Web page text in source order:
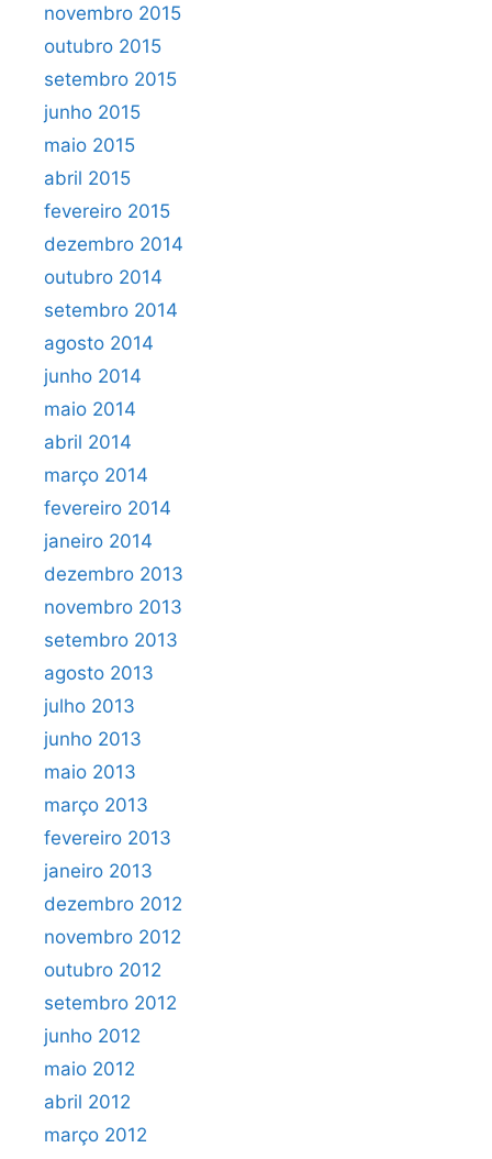
novembro 2015
outubro 2015
setembro 2015
junho 2015
maio 2015
abril 2015
fevereiro 2015
dezembro 2014
outubro 2014
setembro 2014
agosto 2014
junho 2014
maio 2014
abril 2014
março 2014
fevereiro 2014
janeiro 2014
dezembro 2013
novembro 2013
setembro 2013
agosto 2013
julho 2013
junho 2013
maio 2013
março 2013
fevereiro 2013
janeiro 2013
dezembro 2012
novembro 2012
outubro 2012
setembro 2012
junho 2012
maio 2012
abril 2012
março 2012